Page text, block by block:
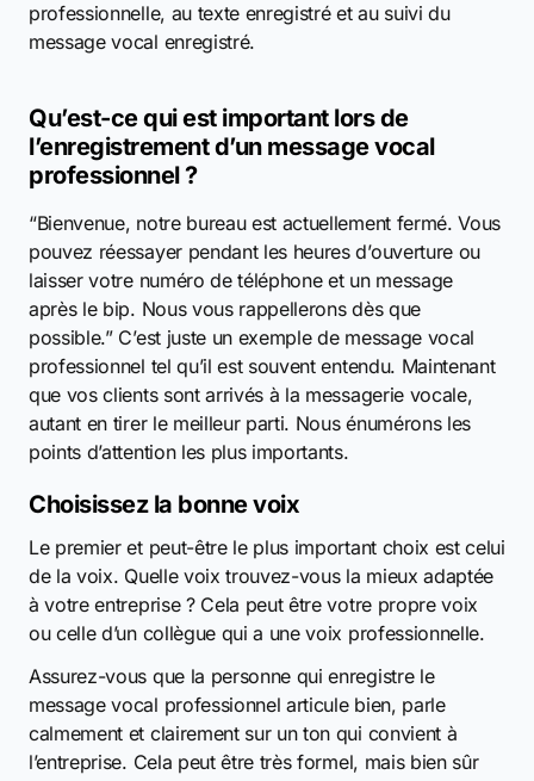
professionnelle, au texte enregistré et au suivi du
message vocal enregistré.
Qu’est-ce qui est important lors de
l’enregistrement d’un message vocal
professionnel ?
“Bienvenue, notre bureau est actuellement fermé. Vous
pouvez réessayer pendant les heures d’ouverture ou
laisser votre numéro de téléphone et un message
après le bip. Nous vous rappellerons dès que
possible.” C’est juste un exemple de message vocal
professionnel tel qu’il est souvent entendu. Maintenant
que vos clients sont arrivés à la messagerie vocale,
autant en tirer le meilleur parti. Nous énumérons les
points d’attention les plus importants.
Choisissez la bonne voix
Le premier et peut-être le plus important choix est celui
de la voix. Quelle voix trouvez-vous la mieux adaptée
à votre entreprise ? Cela peut être votre propre voix
ou celle d’un collègue qui a une voix professionnelle.
Assurez-vous que la personne qui enregistre le
message vocal professionnel articule bien, parle
calmement et clairement sur un ton qui convient à
l’entreprise. Cela peut être très formel, mais bien sûr